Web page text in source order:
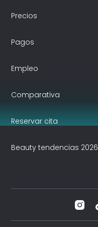
Precios
Pagos
Empleo
Comparativa
Reservar cita
Beauty tendencias 2026